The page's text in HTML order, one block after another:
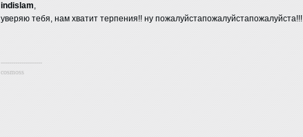
indislam,
уверяю тебя, нам хватит терпения!! ну пожалуйстапожалуйстапожалуйста!!!
--------------------
cosmoss